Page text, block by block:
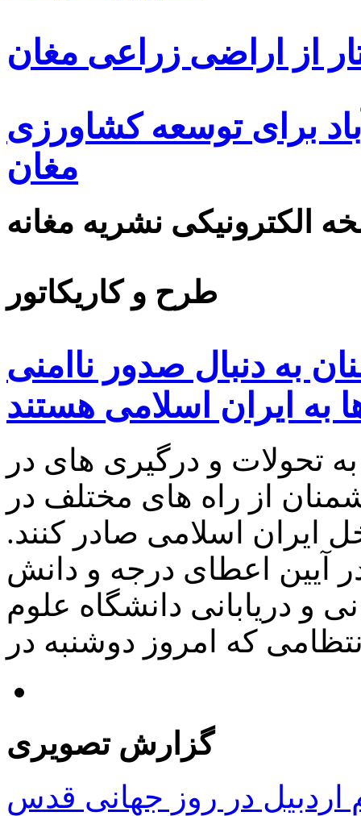
از اراضی زراعی مغان
برای توسعه کشاورزی
مغان
الکترونیکی نشریه مغانه
طرح و کاریکاتور
به دنبال صدور ناامنی
به ایران اسلامی هستند
تحولات و درگیری های در
از راه های مختلف در
ایران اسلامی صادر کنند.
آیین اعطای درجه و دانش
و دریابانی دانشگاه علوم
گزارش تصویری
در روز جهانی قدس